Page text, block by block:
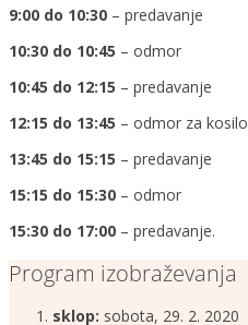
9:00 do 10:30 – predavanje
10:30 do 10:45 – odmor
10:45 do 12:15 – predavanje
12:15 do 13:45 – odmor za kosilo
13:45 do 15:15 – predavanje
15:15 do 15:30 – odmor
15:30 do 17:00 – predavanje.
Program izobraževanja
sklop: sobota, 29. 2. 2020